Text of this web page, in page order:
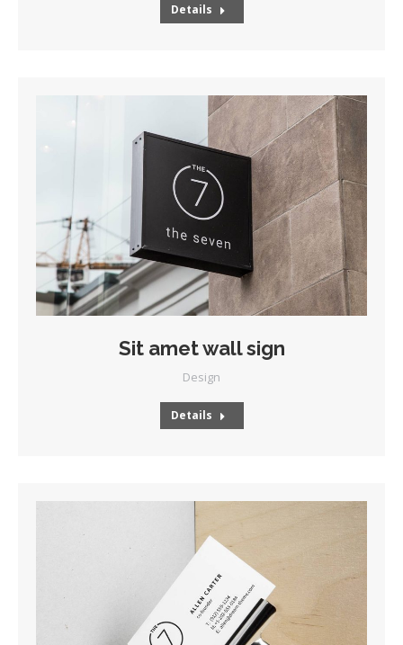
Details
Sit amet wall sign
Design
Details